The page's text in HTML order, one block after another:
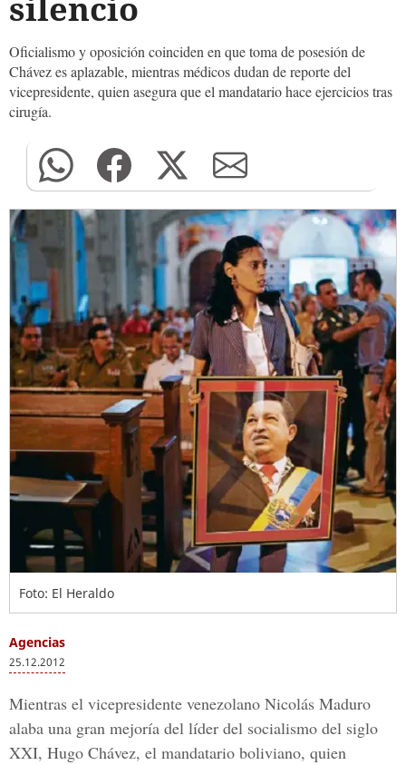
Oficialismo y oposición coinciden en que toma de posesión de
Chávez es aplazable, mientras médicos dudan de reporte del
vicepresidente, quien asegura que el mandatario hace ejercicios tras
cirugía.
Foto: El Heraldo
Agencias
25.12.2012
Mientras el vicepresidente venezolano Nicolás Maduro
alaba una gran mejoría del líder del socialismo del siglo
XXI, Hugo Chávez, el mandatario boliviano, quien